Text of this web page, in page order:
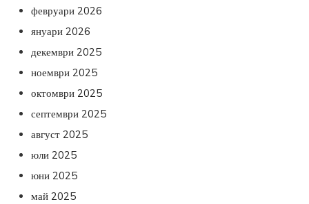
февруари 2026
януари 2026
декември 2025
ноември 2025
октомври 2025
септември 2025
август 2025
юли 2025
юни 2025
май 2025